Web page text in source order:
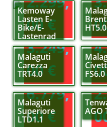
Kemoway
Lasten E-
Bike/E-
Lastenrad
P7
00€ HT5.0
Malaguti
Carezza
TRT4.0
3.249,
00€ FS6.0
Malaguti
Superiore
LTD1.1
6.779,
00€ AGO